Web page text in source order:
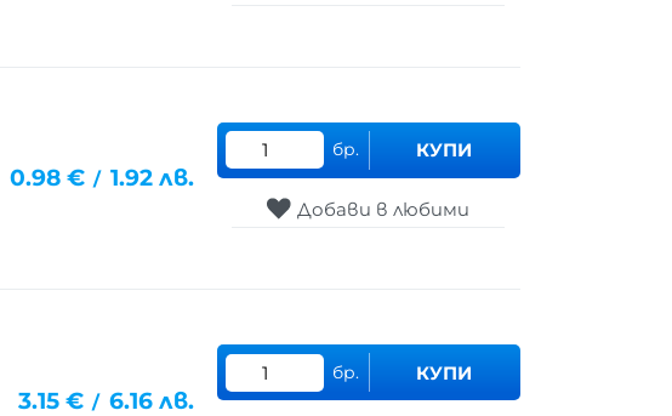
0.98 € / 1.92 лв.
бр. КУПИ
Добави в любими
3.15 € / 6.16 лв.
бр. КУПИ